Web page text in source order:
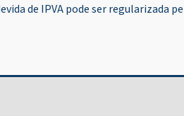
de IPVA pode ser regularizada